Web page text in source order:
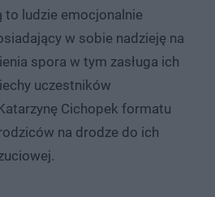
to ludzie emocjonalnie
w sobie nadzieję na
spora w tym zasługa ich
uczestników
Cichopek formatu
na drodze do ich